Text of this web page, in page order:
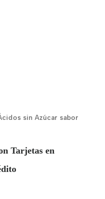
sin Azúcar sabor
Tarjetas en